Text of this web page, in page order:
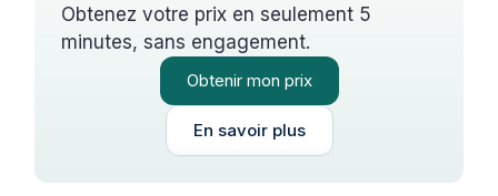
Obtenez votre prix en seulement 5
minutes, sans engagement.
Obtenir mon prix
En savoir plus